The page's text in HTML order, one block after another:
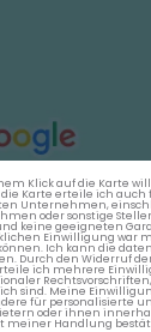
Klick auf die Karte
die Karte erteile ich
Unternehmen,
oder sonstige
keine geeigneten
Einwilligung war
Ich kann die
Durch den Widerruf
ich mehrere
sind. Meine
für personalisierte
oder ihnen
meiner Handlung